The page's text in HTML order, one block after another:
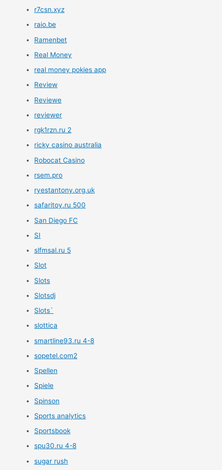
r7csn.xyz
raio.be
Ramenbet
Real Money
real money pokies app
Review
Reviewe
reviewer
rgk1rzn.ru 2
ricky casino australia
Robocat Casino
rsem.pro
ryestantony.org.uk
safaritoy.ru 500
San Diego FC
SI
slfmsal.ru 5
Slot
Slots
Slotsdj
Slots`
slottica
smartline93.ru 4-8
sopetel.com2
Spellen
Spiele
Spinson
Sports analytics
Sportsbook
spu30.ru 4-8
sugar rush